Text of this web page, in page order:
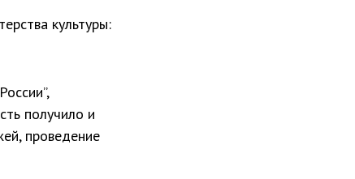
культуры:
получило и
проведение